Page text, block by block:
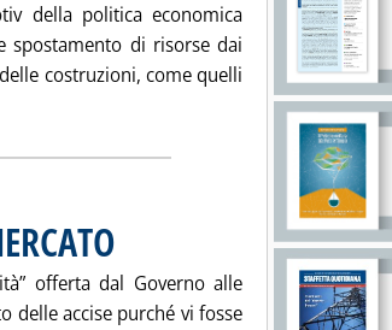
della politica economica
spostamento di risorse dai
costruzioni, come quelli
E SERVIZI: . LA GRANDE
. Pubblicata sabato 01 dicembre 2001 alle 15.11.
offerta dal Governo alle
delle accise purché vi fosse